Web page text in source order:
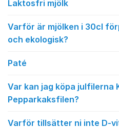
Laktosfri mjölk
Varför är mjölken i 30cl
och ekologisk?
Paté
Var kan jag köpa julfilerna
Pepparkaksfilen?
Varför tillsätter ni inte D-